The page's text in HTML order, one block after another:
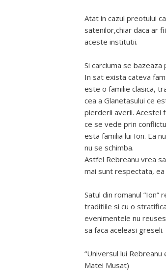
Atat in cazul preotului
satenilor,chiar daca ar
aceste institutii.
Si carciuma se
In sat exista cateva
este o familie clasica,
cea a Glanetasului ce
pierderii averii. Acestei
ce se vede prin
esta familia lui Ion. Ea
nu se schimba.
Astfel Rebreanu vrea
mai sunt respectata,
Satul din romanul
traditiile si cu o
evenimentele nu
sa faca aceleasi greseli.
“Universul lui
Matei Musat)